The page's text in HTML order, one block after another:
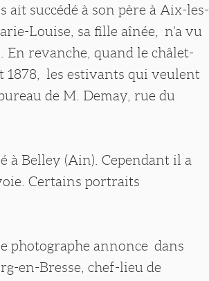
ait succédé à son père à Aix-les-
Louise, sa fille aînée, n’a vu
revanche, quand le châlet-
1878, les estivants qui veulent
de M. Demay, rue du
à Belley (Ain). Cependant il a
Certains portraits
photographe annonce dans
en-Bresse, chef-lieu de